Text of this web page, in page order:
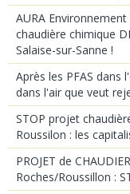
AURA
chaudière chimique
Salaise-sur-Sanne !
Après les PFAS dans
dans l'air que veut
STOP projet
Roussilon : les
PROJET de
Roches/Roussillon :